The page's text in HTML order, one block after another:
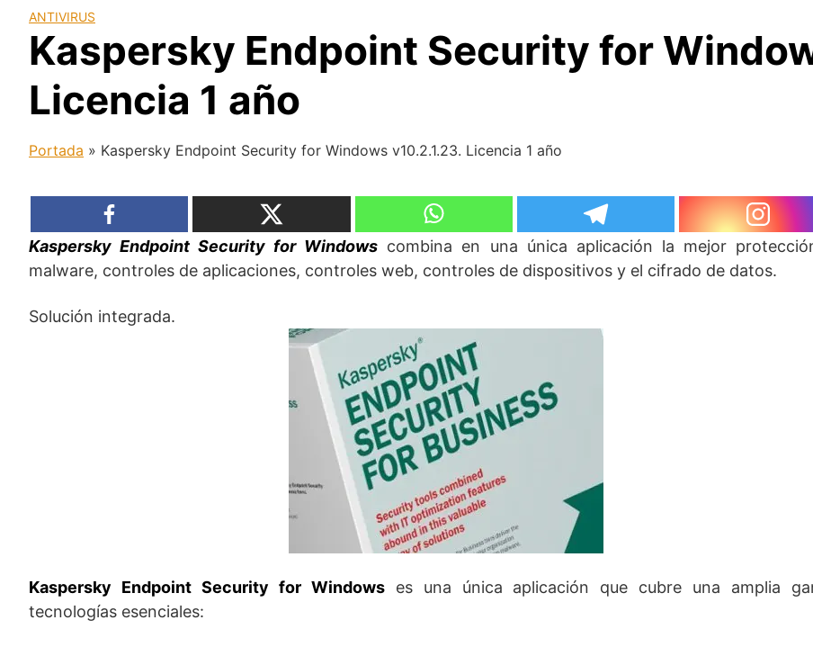
ANTIVIRUS
Kaspersky Endpoint Security for
Licencia 1 año
Portada » Kaspersky Endpoint Security for Windows v10.2.1.23. Licencia 1 año
Kaspersky Endpoint Security for Windows combina en una única aplicación la mejor
malware, controles de aplicaciones, controles web, controles de dispositivos y el cifrado de datos.
Solución integrada.
Kaspersky Endpoint Security for Windowses una única aplicación que cubre una amplia
tecnologías esenciales: